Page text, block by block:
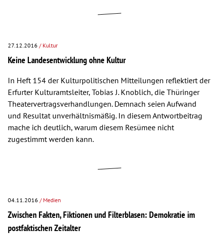
27.12.2016 / Kultur
Keine Landesentwicklung ohne Kultur
In Heft 154 der Kulturpolitischen Mitteilungen reflektiert der
Erfurter Kulturamtsleiter, Tobias J. Knoblich, die Thüringer
Theatervertragsverhandlungen. Demnach seien Aufwand
und Resultat unverhältnismäßig. In diesem Antwortbeitrag
mache ich deutlich, warum diesem Resümee nicht
zugestimmt werden kann.
04.11.2016 / Medien
Zwischen Fakten, Fiktionen und Filterblasen: Demokratie im
postfaktischen Zeitalter